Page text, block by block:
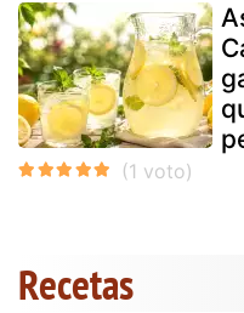
Recetas